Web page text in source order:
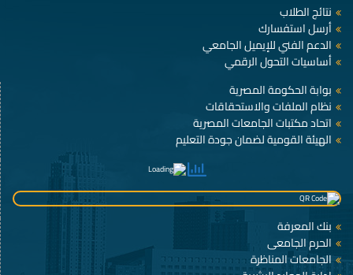
نتائج الطلاب
أرسل استفسارك
الدعم الفني للإيميل الجامعي
أساسيات التحول الرقمي
بوابة الحكومة المصرية
نظام الملفات والاستحقاقات
اتحاد مكتبات الجامعات المصرية
الهيئة القومية لضمان جودة التعليم
بنك المعرفة
الحرم الجامعى
الجامعات المناظرة